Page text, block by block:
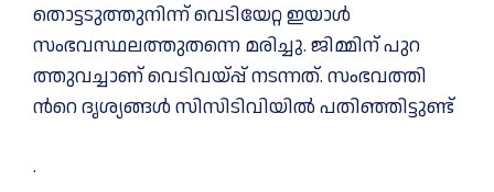
തൊട്ടടുത്തുനിന്ന് വെടിയേറ്റ ഇയാൾ
സംഭവസ്ഥലത്തുതന്നെ മരിച്ചു. ​ജി​മ്മി​ന് പു​റ​
ത്തു​വ​ച്ചാ​ണ് വെ​ടി​വ​യ്പ്പ് ന​ട​ന്ന​ത്. സം​ഭ​വ​ത്തി​
ന്‍റെ ദൃ​ശ്യ​ങ്ങ​ൾ സി​സി​ടി​വി​യി​ൽ പ​തി​ഞ്ഞി​ട്ടു​ണ്ട്
.